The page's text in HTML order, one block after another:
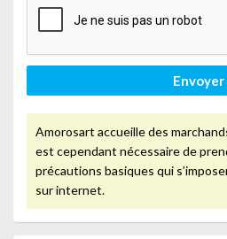
Envoyer
Amorosart accueille des
est cependant nécessaire de
précautions basiques qui
sur internet.